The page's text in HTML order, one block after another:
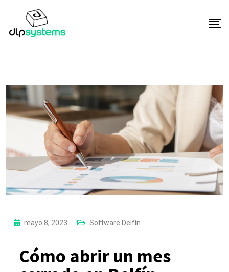
mayo 8, 2023 Software Delfín
Cómo abrir un mes